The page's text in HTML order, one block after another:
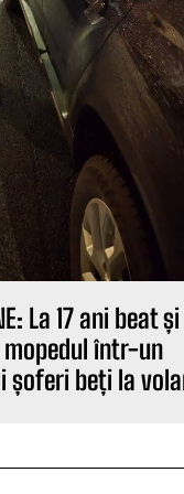
La 17 ani beat și
într-un
șoferi beți la